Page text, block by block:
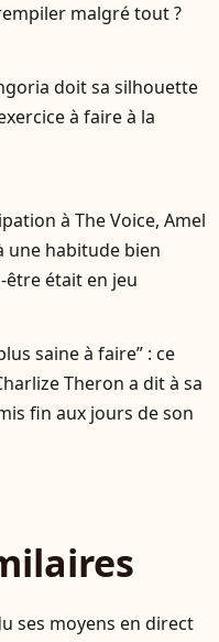
malgré tout ?
doit sa silhouette
à faire à la
à The Voice, Amel
une habitude bien
être était en jeu
saine à faire” : ce
Theron a dit à sa
fin aux jours de son
ses moyens en direct